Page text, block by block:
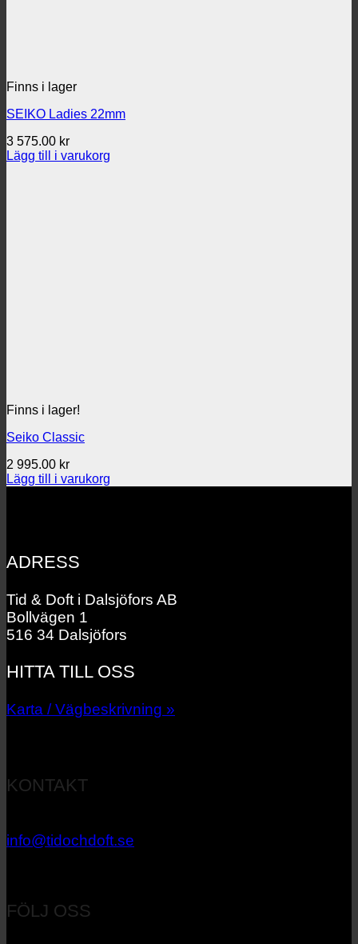
Finns i lager
SEIKO Ladies 22mm
3 575.00 kr
Lägg till i varukorg
Finns i lager!
Seiko Classic
2 995.00 kr
Lägg till i varukorg
ADRESS
Tid & Doft i Dalsjöfors AB
Bollvägen 1
516 34 Dalsjöfors
HITTA TILL OSS
Karta / Vägbeskrivning »
KONTAKT
info@tidochdoft.se
FÖLJ OSS